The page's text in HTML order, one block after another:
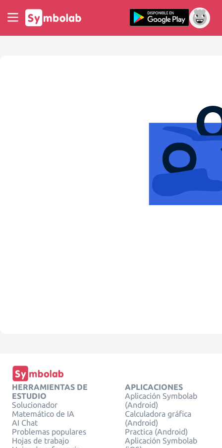
HERRAMIENTAS DE
ESTUDIO
Solucionador
Matemático de IA
AI Chat
Problemas populares
Hojas de trabajo
APLICACIONES
Aplicación Symbolab
(Android)
Calculadora gráfica
(Android)
Practica (Android)
Aplicación Symbolab